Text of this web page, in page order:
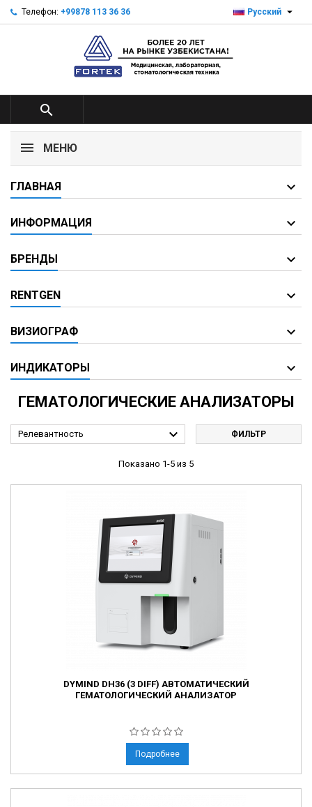
Телефон: +99878 113 36 36 Русский 

МЕНЮ
ГЛАВНАЯ
ИНФОРМАЦИЯ
БРЕНДЫ
RENTGEN
ВИЗИОГРАФ
ИНДИКАТОРЫ
ГЕМАТОЛОГИЧЕСКИЕ АНАЛИЗАТОРЫ
Релевантность  ФИЛЬТР
Показано 1-5 из 5
DYMIND DH36 (3 DIFF) АВТОМАТИЧЕСКИЙ
ГЕМАТОЛОГИЧЕСКИЙ АНАЛИЗАТОР
Подробнее